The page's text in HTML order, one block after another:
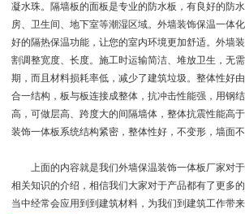
凝水珠。隔墙板的面板是专业的防水板，有良好的防
房、卫生间、地下室等潮湿区域。外墙装饰保温一体
好的隔热保温功能，让您的室内环境更加舒适。外墙
割调整宽度、长度。施工时运输简洁、堆放卫生，无
期，而且材料损耗率低，减少了建筑垃圾。整体性好
合一结构，板与板连接成整体，抗冲击性能强，用钢
高，可做层高、跨度大的间隔墙体，整体抗震性能高
装饰一体板系统结构紧密，整体性好，不变形，墙面不
上面的内容就是我们外墙保温装饰一体板厂家对于
相关知识的介绍，相信我们大家对于产品都有了更多
当中经常会应用到到建筑材料，为我们到建筑工作带来